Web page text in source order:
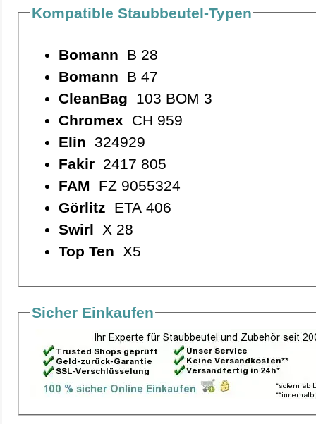
Kompatible Staubbeutel-Typen
Bomann B 28
Bomann B 47
CleanBag 103 BOM 3
Chromex CH 959
Elin 324929
Fakir2417 805
FAM FZ 9055324
Görlitz ETA 406
Swirl X 28
Top Ten X5
Sicher Einkaufen